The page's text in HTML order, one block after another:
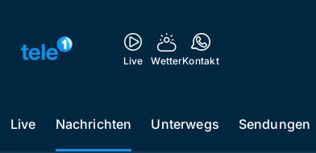
Live WetterKontakt
Live Nachrichten Unterwegs Sendungen